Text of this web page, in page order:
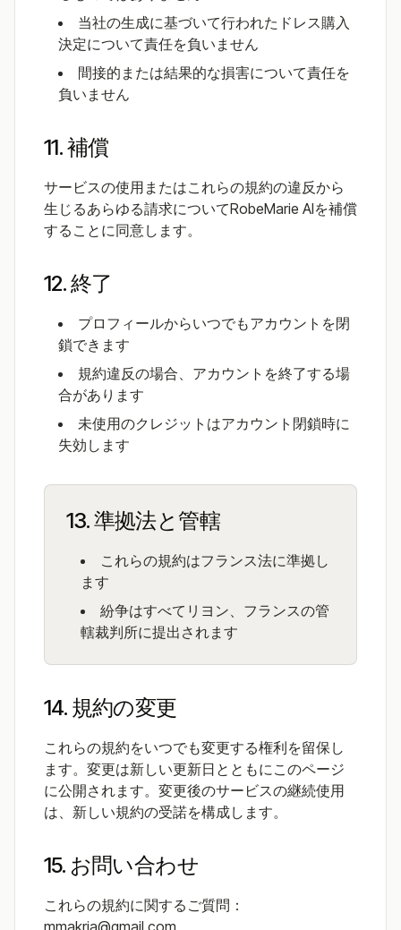
当社の生成に基づいて行われたドレス購入
決定について責任を負いません
間接的または結果的な損害について責任を
負いません
11. 補償
サービスの使用またはこれらの規約の違反から
生じるあらゆる請求についてRobeMarie AIを補償
することに同意します。
12. 終了
プロフィールからいつでもアカウントを閉
鎖できます
規約違反の場合、アカウントを終了する場
合があります
未使用のクレジットはアカウント閉鎖時に
失効します
13. 準拠法と管轄
これらの規約はフランス法に準拠し
ます
紛争はすべてリヨン、フランスの管
轄裁判所に提出されます
14. 規約の変更
これらの規約をいつでも変更する権利を留保し
ます。変更は新しい更新日とともにこのページ
に公開されます。変更後のサービスの継続使用
は、新しい規約の受諾を構成します。
15. お問い合わせ
これらの規約に関するご質問：
mmakria@gmail.com